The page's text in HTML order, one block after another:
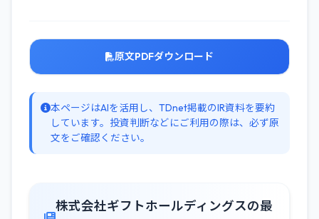
原文PDFダウンロード
本ページはAIを活用し、TDnet掲載のIR資料を要約
しています。投資判断などにご利用の際は、必ず原
文をご確認ください。
株式会社ギフトホールディングスの最